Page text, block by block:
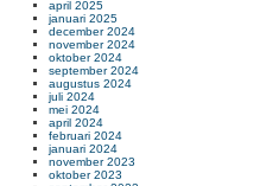
april 2025
januari 2025
december 2024
november 2024
oktober 2024
september 2024
augustus 2024
juli 2024
mei 2024
april 2024
februari 2024
januari 2024
november 2023
oktober 2023